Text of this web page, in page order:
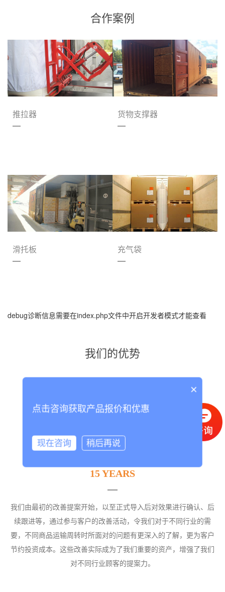
合作案例
推拉器 货物支撑器
滑托板 充气袋
debug诊断信息需要在index.php文件中开启开发者模式才能查看
我们的优势
15 YEARS
我们由最初的改善提案开始，以至正式导入后对效果进行确认、后
续跟进等，通过参与客户的改善活动，令我们对于不同行业的需
要，不同商品运输周转时所面对的问题有更深入的了解，更为客户
节约投资成本。这些改善实际成为了我们重要的资产，增强了我们
对不同行业顾客的提案力。
×
点击咨询获取产品报价和优惠
现在咨询 稍后再说